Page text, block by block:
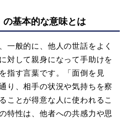
の基本的な意味とは
一般的に、他人の世話をよく
対して親身になって手助けを
指す言葉です。「面倒を見
り、相手の状況や気持ちを察
ことが得意な人に使われるこ
特性は、他者への共感力や思